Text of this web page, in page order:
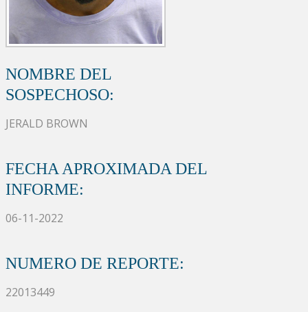
NOMBRE DEL
SOSPECHOSO:
JERALD BROWN
FECHA APROXIMADA DEL
INFORME:
06-11-2022
NUMERO DE REPORTE:
22013449